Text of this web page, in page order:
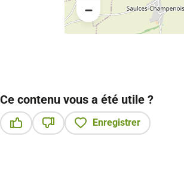
Ce contenu vous a été utile ?
Enregistrer